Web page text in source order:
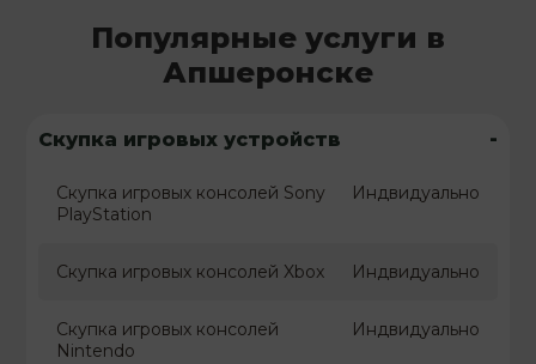
Популярные услуги в
Апшеронске
Скупка игровых устройств -
Скупка игровых консолей Sony
PlayStation
Индвидуально
Скупка игровых консолей Xbox Индвидуально
Скупка игровых консолей
Nintendo
Индвидуально